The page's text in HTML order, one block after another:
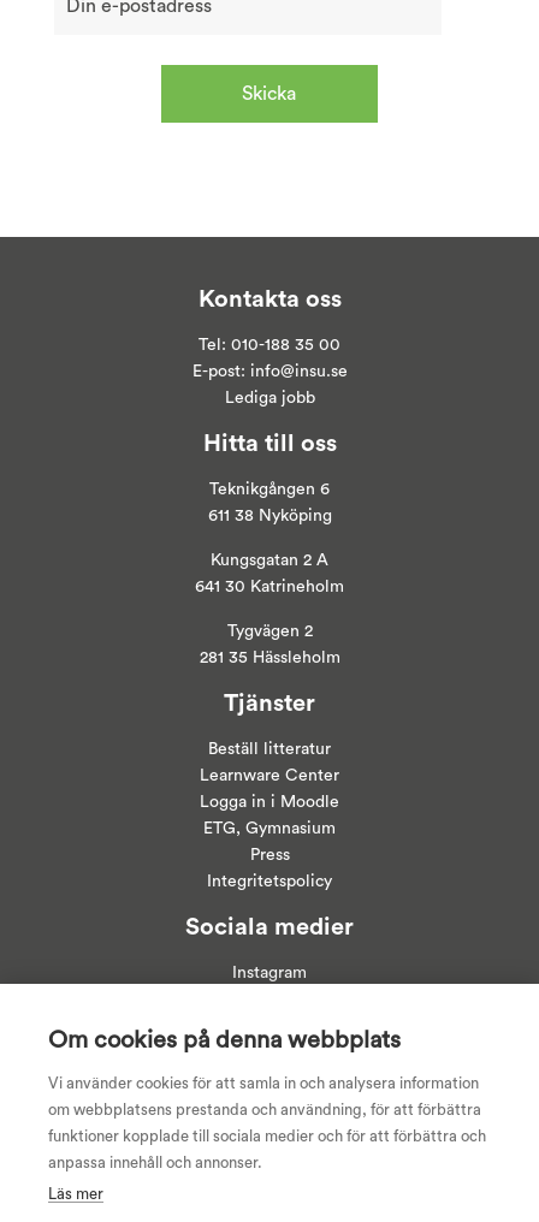
Kontakta oss
Tel: 010-188 35 00
E-post: info@insu.se
Lediga jobb
Hitta till oss
Teknikgången 6
611 38 Nyköping
Kungsgatan 2 A
641 30 Katrineholm
Tygvägen 2
281 35 Hässleholm
Tjänster
Beställ litteratur
Learnware Center
Logga in i Moodle
ETG, Gymnasium
Press
Integritetspolicy
Sociala medier
Instagram
Youtube
Om cookies på denna webbplats
Vi använder cookies för att samla in och analysera information
om webbplatsens prestanda och användning, för att förbättra
funktioner kopplade till sociala medier och för att förbättra och
anpassa innehåll och annonser.
Läs mer